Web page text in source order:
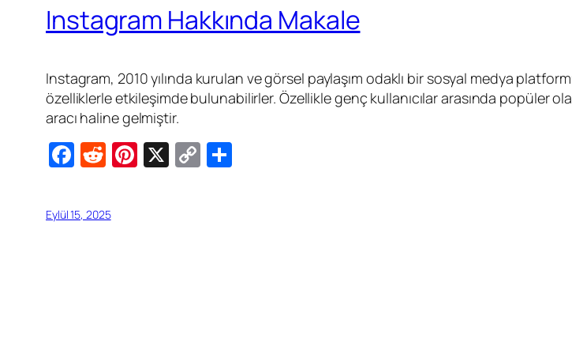
Instagram Hakkında Makale
Instagram, 2010 yılında kurulan ve görsel paylaşım odaklı bir sosyal medya
özelliklerle etkileşimde bulunabilirler. Özellikle genç kullanıcılar arasında popüler
aracı haline gelmiştir.
Facebook
Reddit
Pinterest
X Copy
Eylül 15, 2025